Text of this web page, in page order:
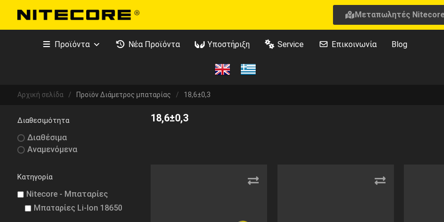
Μεταπωλητές
Προϊόντα Νέα Προϊόντα Υποστήριξη Service Επικοινωνία Blog
Αρχική σελίδα / Προϊόν Διάμετρος μπαταρίας / 18,6±0,3
18,6±0,3
Διαθεσιμότητα
Διαθέσιμα
Αναμενόμενα
Κατηγορία
Nitecore - Μπαταρίες
Μπαταρίες Li-Ion 18650